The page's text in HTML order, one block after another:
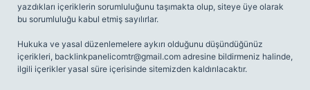
yazdıkları içeriklerin sorumluluğunu taşımakta olup, siteye üye olarak
bu sorumluluğu kabul etmiş sayılırlar.
Hukuka ve yasal düzenlemelere aykırı olduğunu düşündüğünüz
içerikleri, backlinkpanelicomtr@gmail.com adresine bildirmeniz halinde,
ilgili içerikler yasal süre içerisinde sitemizden kaldırılacaktır.